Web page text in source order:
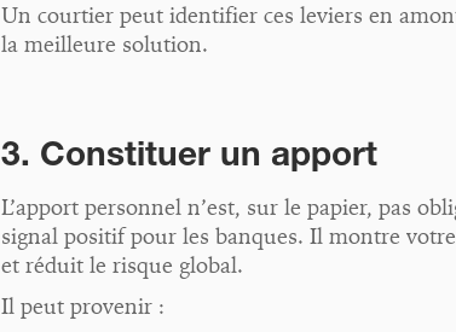
Un courtier peut identifier ces leviers en
la meilleure solution.
3. Constituer un apport
L’apport personnel n’est, sur le papier, pas
signal positif pour les banques. Il montre
et réduit le risque global.
Il peut provenir :